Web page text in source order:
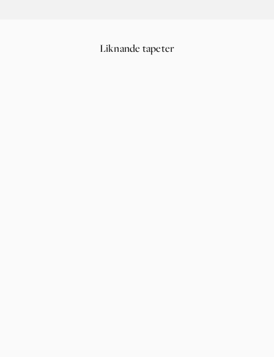
Liknande tapeter